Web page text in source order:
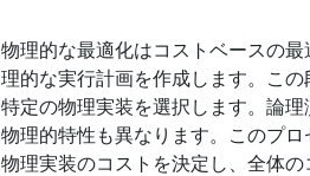
物理的な最適化はコストベースの
理的な実行計画を作成します。こ
特定の物理実装を選択します。論
物理的特性も異なります。このプ
物理実装のコストを決定し、全体の